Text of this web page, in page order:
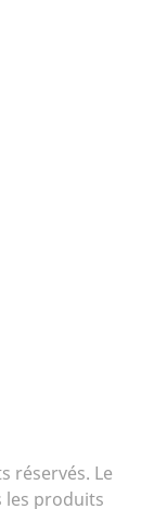
réservés. Le
les produits